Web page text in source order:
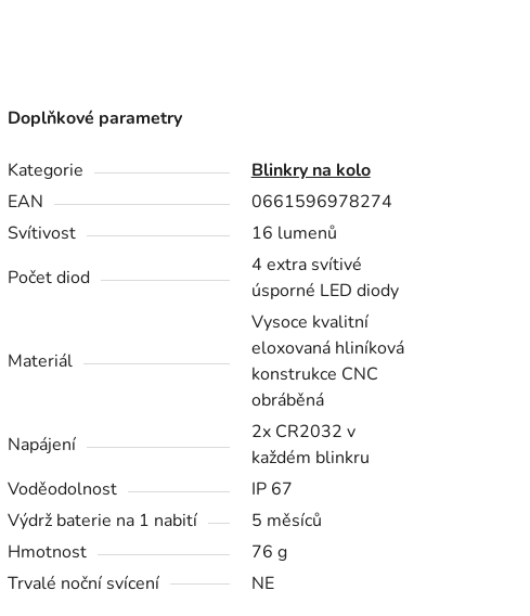
Doplňkové parametry
Kategorie
Blinkry na kolo
EAN
0661596978274
Svítivost
16 lumenů
Počet diod
4 extra svítivé
úsporné LED diody
Materiál
Vysoce kvalitní
eloxovaná hliníková
konstrukce CNC
obráběná
Napájení
2x CR2032 v
každém blinkru
Voděodolnost
IP 67
Výdrž baterie na 1 nabití
5 měsíců
Hmotnost
76 g
Trvalé noční svícení
NE